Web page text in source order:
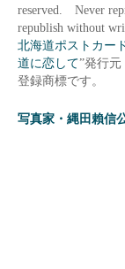
reserved. Never
republish without
北海道ポストカー
道に恋して”発行元
登録商標です。
写真家・縄田賴信